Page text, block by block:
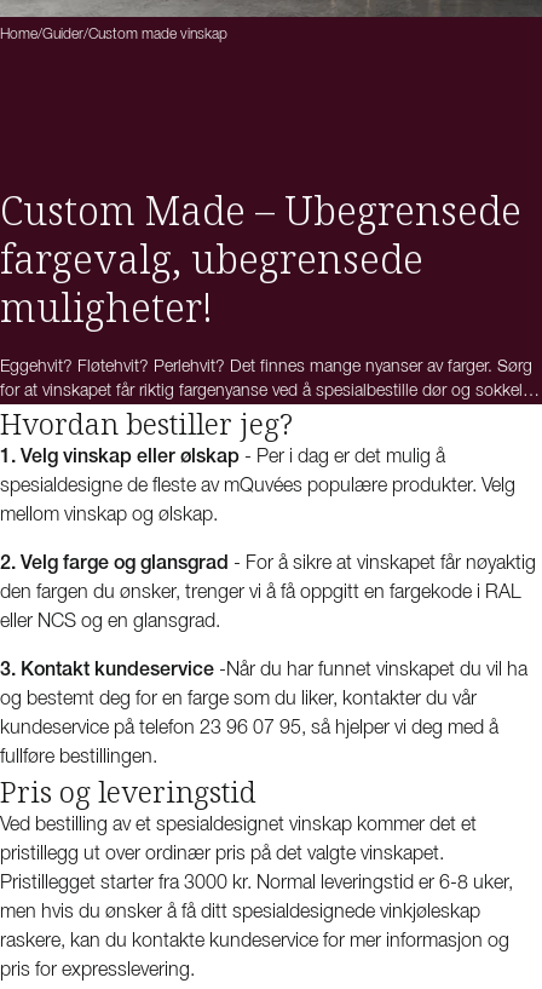
Home/Guider/Custom made vinskap
Custom Made – Ubegrensede
fargevalg, ubegrensede
muligheter!
Eggehvit? Fløtehvit? Perlehvit? Det finnes mange nyanser av farger. Sørg
for at vinskapet får riktig fargenyanse ved å spesialbestille dør og sokkel i
akkurat den fargen du ønsker. I samarbeid med mQuvée gir vi deg
muligheten til å designe vinskapet eller ølskapet i en rekke forskjellige
farger. Det vi trenger fra deg er en fargekode i RAL eller NCS – så tar vi
oss av resten. Har du spørsmål om Custom Made, må du gjerne kontakte
vår kundeservice, så hjelper vi deg videre! Velkommen med din bestilling!
Hvordan bestiller jeg?
1. Velg vinskap eller ølskap - Per i dag er det mulig å
spesialdesigne de fleste av mQuvées populære produkter. Velg
mellom vinskap og ølskap.
2. Velg farge og glansgrad - For å sikre at vinskapet får nøyaktig
den fargen du ønsker, trenger vi å få oppgitt en fargekode i RAL
eller NCS og en glansgrad.
3. Kontakt kundeservice -Når du har funnet vinskapet du vil ha
og bestemt deg for en farge som du liker, kontakter du vår
kundeservice på telefon 23 96 07 95, så hjelper vi deg med å
fullføre bestillingen.
Pris og leveringstid
Ved bestilling av et spesialdesignet vinskap kommer det et
pristillegg ut over ordinær pris på det valgte vinskapet.
Pristillegget starter fra 3000 kr. Normal leveringstid er 6-8 uker,
men hvis du ønsker å få ditt spesialdesignede vinkjøleskap
raskere, kan du kontakte kundeservice for mer informasjon og
pris for expresslevering.